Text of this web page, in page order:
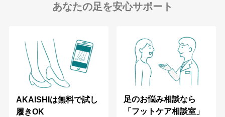
あなたの足を安心サポート
AKAISHIは無料で試し
履きOK
足のお悩み相談なら
「フットケア相談室」